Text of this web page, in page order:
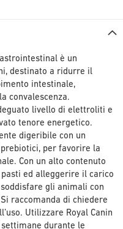
è un
destinato a ridurre il
intestinale,
convalescenza.
livello di elettroliti e
tenore energetico.
digeribile con un
per favorire la
Con un alto contenuto
ed alleggerire il carico
gli animali con
raccomanda di chiedere
Utilizzare Royal Canin
settimane durante le